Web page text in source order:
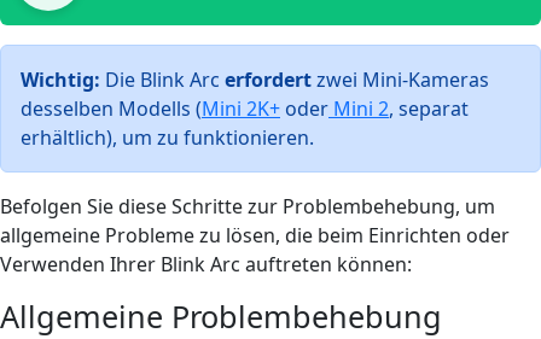
Wichtig: Die Blink Arc erfordertzwei Mini-Kameras
desselben Modells (Mini 2K+ oder Mini 2, separat
erhältlich), um zu funktionieren.
Befolgen Sie diese Schritte zur Problembehebung, um
allgemeine Probleme zu lösen, die beim Einrichten oder
Verwenden Ihrer Blink Arc auftreten können:
Allgemeine Problembehebung